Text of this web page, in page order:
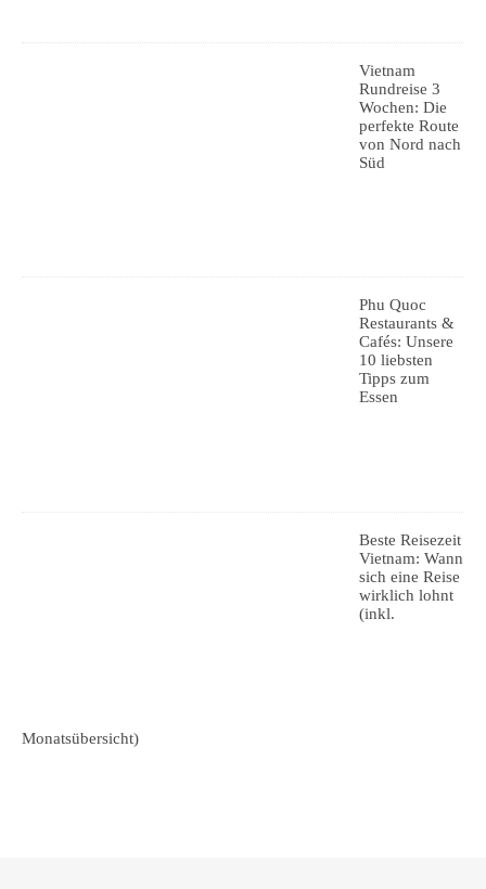
Vietnam
Rundreise 3
Wochen: Die
perfekte Route
von Nord nach
Süd
Phu Quoc
Restaurants &
Cafés: Unsere
10 liebsten
Tipps zum
Essen
Beste Reisezeit
Vietnam: Wann
sich eine Reise
wirklich lohnt
(inkl.
Monatsübersicht)